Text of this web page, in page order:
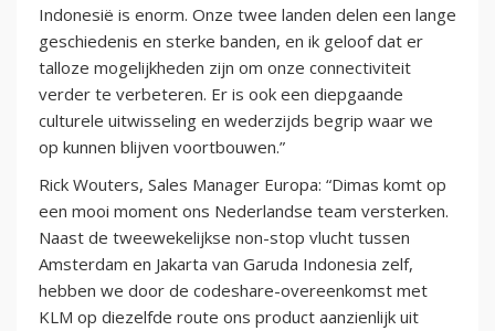
Indonesië is enorm. Onze twee landen delen een lange
geschiedenis en sterke banden, en ik geloof dat er
talloze mogelijkheden zijn om onze connectiviteit
verder te verbeteren. Er is ook een diepgaande
culturele uitwisseling en wederzijds begrip waar we
op kunnen blijven voortbouwen.”
Rick Wouters, Sales Manager Europa: “Dimas komt op
een mooi moment ons Nederlandse team versterken.
Naast de tweewekelijkse non-stop vlucht tussen
Amsterdam en Jakarta van Garuda Indonesia zelf,
hebben we door de codeshare-overeenkomst met
KLM op diezelfde route ons product aanzienlijk uit